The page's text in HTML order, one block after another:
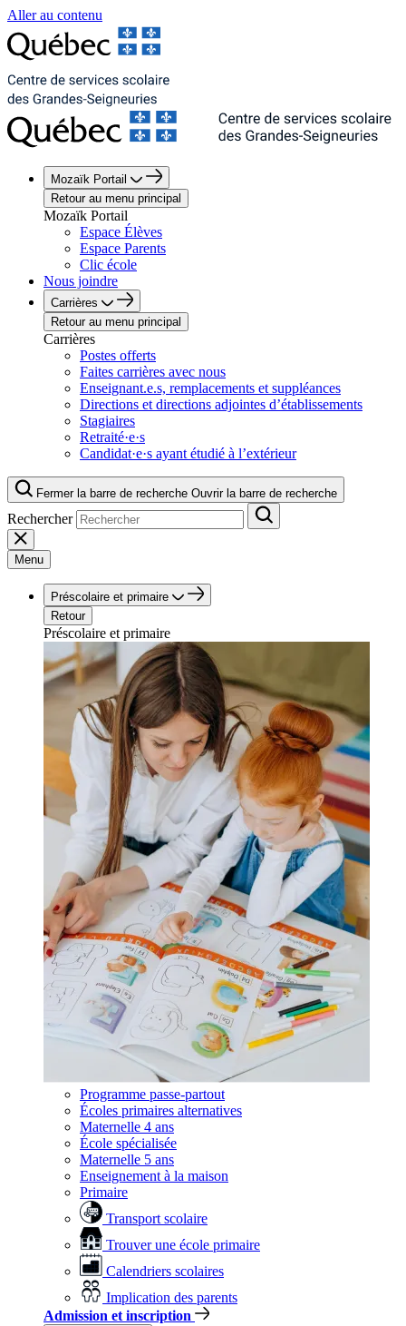
Aller au contenu
Mozaïk Portail
Retour au menu principal
Mozaïk Portail
Espace Élèves
Espace Parents
Clic école
Nous joindre
Carrières
Retour au menu principal
Carrières
Postes offerts
Faites carrières avec nous
Enseignant.e.s, remplacements et suppléances
Directions et directions adjointes d’établissements
Stagiaires
Retraité·e·s
Candidat·e·s ayant étudié à l’extérieur
Fermer la barre de recherche Ouvrir la barre de recherche
Rechercher
Menu
Préscolaire et primaire
Retour
Préscolaire et primaire
Programme passe-partout
Écoles primaires alternatives
Maternelle 4 ans
École spécialisée
Maternelle 5 ans
Enseignement à la maison
Primaire
Transport scolaire
Trouver une école primaire
Calendriers scolaires
Implication des parents
Admission et inscription